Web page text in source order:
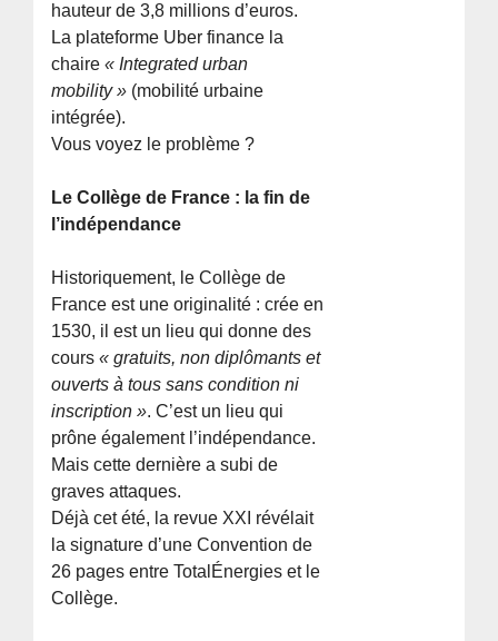
hauteur de 3,8 millions d’euros.
La plateforme Uber finance la
chaire« Integrated urban
mobility » (mobilité urbaine
intégrée).
Vous voyez le problème ?
Le Collège de France : la fin de
l’indépendance
Historiquement, le Collège de
France est une originalité : crée en
1530, il est un lieu qui donne des
cours« gratuits, non diplômants et
ouverts à tous sans condition ni
inscription ». C’est un lieu qui
prône également l’indépendance.
Mais cette dernière a subi de
graves attaques.
Déjà cet été, la revue XXI révélait
la signature d’une Convention de
26 pages entre TotalÉnergies et le
Collège.